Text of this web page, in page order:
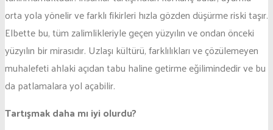
orta yola yönelir ve farklı fikirleri hızla gözden düşürme riski taşır.
Elbette bu, tüm zalimlikleriyle geçen yüzyılın ve ondan önceki
yüzyılın bir mirasıdır. Uzlaşı kültürü, farklılıkları ve çözülemeyen
muhalefeti ahlaki açıdan tabu haline getirme eğilimindedir ve bu
da patlamalara yol açabilir.
Tartışmak daha mı iyi olurdu?